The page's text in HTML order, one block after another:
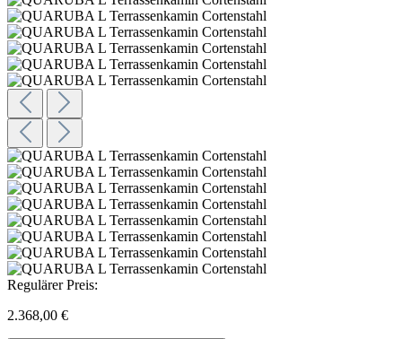
Regulärer Preis:
2.368,00 €